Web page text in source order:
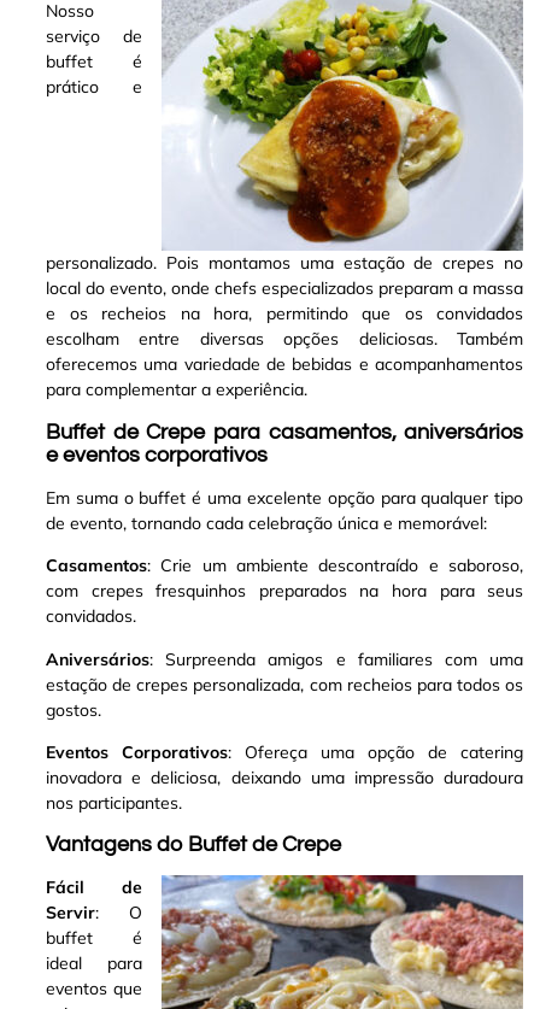
Nosso
serviço de
buffet é
prático e
personalizado. Pois montamos uma estação de crepes no
local do evento, onde chefs especializados preparam a massa
e os recheios na hora, permitindo que os convidados
escolham entre diversas opções deliciosas. Também
oferecemos uma variedade de bebidas e acompanhamentos
para complementar a experiência.
Buffet de Crepe para casamentos, aniversários
e eventos corporativos
Em suma o buffet é uma excelente opção para qualquer tipo
de evento, tornando cada celebração única e memorável:
Casamentos: Crie um ambiente descontraído e saboroso,
com crepes fresquinhos preparados na hora para seus
convidados.
Aniversários: Surpreenda amigos e familiares com uma
estação de crepes personalizada, com recheios para todos os
gostos.
Eventos Corporativos: Ofereça uma opção de catering
inovadora e deliciosa, deixando uma impressão duradoura
nos participantes.
Vantagens do Buffet de Crepe
Fácil de
Servir: O
buffet é
ideal para
eventos que